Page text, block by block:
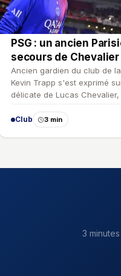
PSG : un ancien
secours de Chevalier
Ancien gardien du club de
Kevin Trapp s'est exprimé
délicate de Lucas
Club 3 min
3